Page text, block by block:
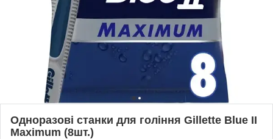
Одноразові станки для гоління Gillette Blue II
Maximum (8шт.)